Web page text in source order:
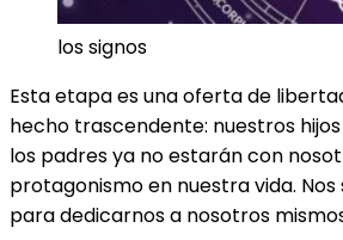
los signos
Esta etapa es una oferta de
hecho trascendente: nuestros
los padres ya no estarán con
protagonismo en nuestra vida.
para dedicarnos a nosotros